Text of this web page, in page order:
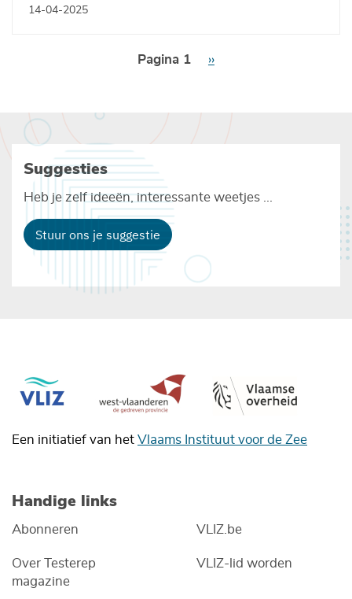
14-04-2025
Pagina 1
Volgende
››
Suggesties
Heb je zelf ideeën, interessante weetjes ...
Stuur ons je suggestie
Een initiatief van het Vlaams Instituut voor de Zee
Handige links
Abonneren
Over Testerep
magazine
VLIZ.be
VLIZ-lid worden